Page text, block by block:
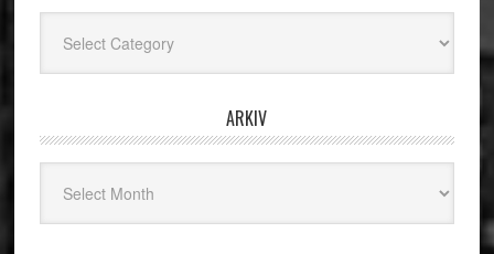
ARKIV